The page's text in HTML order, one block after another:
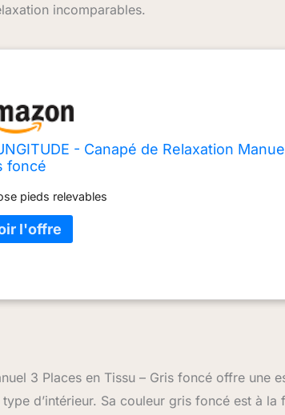
incomparables.
- Canapé de Relaxation
foncé
pieds relevables
3 Places en Tissu – Gris foncé offre une
d’intérieur. Sa couleur gris foncé est à